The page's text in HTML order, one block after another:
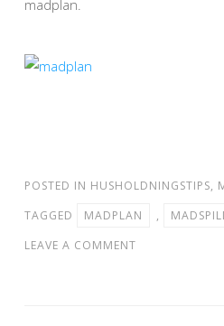
madplan.
POSTED IN HUSHOLDNINGSTIPS,
TAGGED
MADPLAN ,
LEAVE A COMMENT